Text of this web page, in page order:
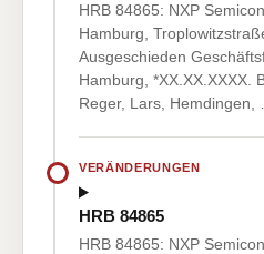
HRB 84865: NXP
Hamburg,
Ausgeschieden
Hamburg, *XX.XX.XXXX.
Reger, Lars, Hemdingen,
VERÄNDERUNGEN
HRB 84865
HRB 84865: NXP